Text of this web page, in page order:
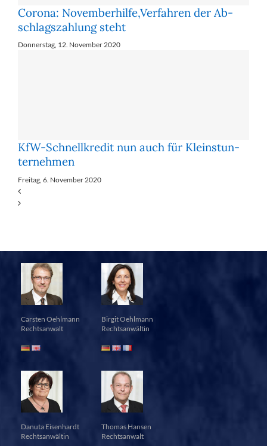
Corona: No­vem­ber­hil­fe,Ver­fah­ren der Ab­
schlags­zah­lung steht
Donnerstag, 12. November 2020
KfW-Schnell­kre­dit nun auch für Klein­st­un­
ter­neh­men
Freitag, 6. November 2020
Carsten Oehlmann
Rechtsanwalt
Birgit Oehlmann
Rechtsanwältin
Danuta Eisenhardt
Rechtsanwältin
Thomas Hansen
Rechtsanwalt